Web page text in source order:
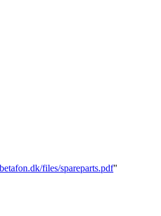
files/spareparts.pdf"